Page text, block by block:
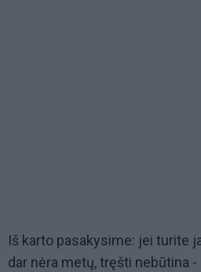
Iš karto pasakysime: jei turite
dar nėra metų, tręšti nebūtina -